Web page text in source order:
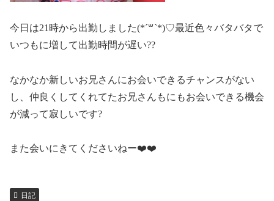
今日は21時から出勤しました(*´꒳`*)♡最近色々バタバタで
いつもに増して出勤時間が遅い??
なかなか新しいお兄さんにお会いできるチャンスがない
し、仲良くしてくれてたお兄さんもにもお会いできる機会
が減って寂しいです?
また会いにきてくださいねー❤️❤️
日記